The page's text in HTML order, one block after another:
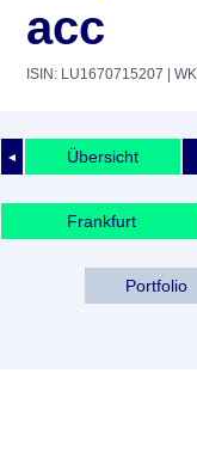
acc
ISIN: LU1670715207 |
◄ Übersicht
Frankfurt
Portfolio